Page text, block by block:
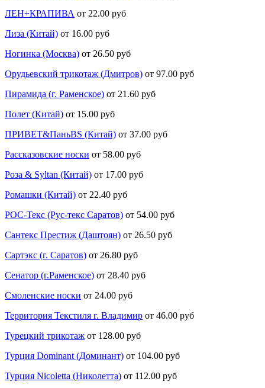
ЛЕН+КРАПИВА от 22.00 руб
Лиза (Китай) от 16.00 руб
Ногинка (Москва) от 26.50 руб
Орудьевский трикотаж (Дмитров) от 97.00 руб
Пирамида (г. Раменское) от 21.60 руб
Полет (Китай) от 15.00 руб
ПРИВЕТ&ПаньBS (Китай) от 37.00 руб
Рассказовские носки от 58.00 руб
Роза & Syltan (Китай) от 17.00 руб
Ромашки (Китай) от 22.40 руб
РОС-Текс (Рус-текс Саратов) от 54.00 руб
Сантекс Престиж (Даштоян) от 26.50 руб
Сартэкс (г. Саратов) от 26.80 руб
Сенатор (г.Раменское) от 28.40 руб
Смоленские носки от 24.00 руб
Территория Текстиля г. Владимир от 46.00 руб
Турецкий трикотаж от 128.00 руб
Турция Dominant (Доминант) от 104.00 руб
Турция Nicoletta (Николетта) от 112.00 руб